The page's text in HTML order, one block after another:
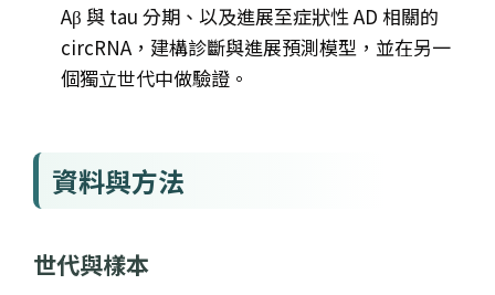
Aβ 與 tau 分期、以及進展至症狀性 AD 相關的
circRNA，建構診斷與進展預測模型，並在另一
個獨立世代中做驗證。
資料與方法
世代與樣本